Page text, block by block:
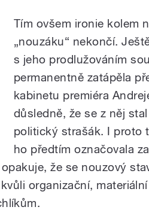
Tím ovšem ironie kolem
„nouzáku“ nekončí.
s jeho prodlužováním
permanentně zatápěla
kabinetu premiéra
důsledně, že se z něj
politický strašák. I proto
ho předtím označovala
že se nouzový
organizační,